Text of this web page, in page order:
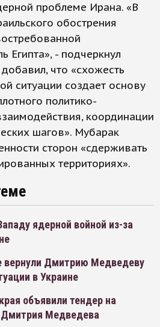
проблеме Ирана. «В
обострения
Египта», - подчеркнул
что «схожесть
ситуации создает основу
политико-
координации
шагов». Мубарак
сторон «сдерживать
территориях».
ядерной войной из-за
вернули Дмитрию Медведеву
в Украине
объявили тендер на
Дмитрия Медведева